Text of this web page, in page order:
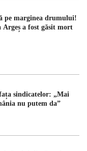
pe marginea drumului!
a fost găsit mort
sindicatelor: „Mai
nu putem da”